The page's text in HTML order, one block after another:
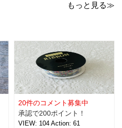
もっと見る≫
20件のコメント募集中
承認で200ポイント！
VIEW: 104 Action: 61